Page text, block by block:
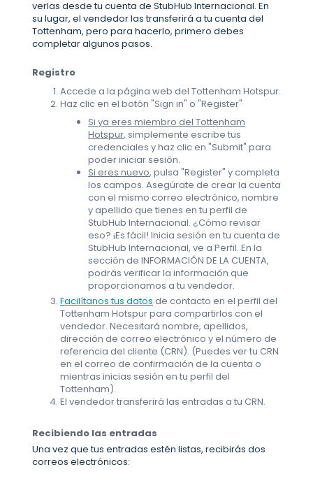
verlas desde tu cuenta de StubHub Internacional. En
su lugar, el vendedor las transferirá a tu cuenta del
Tottenham, pero para hacerlo, primero debes
completar algunos pasos.
Registro
Accede a la página web del Tottenham Hotspur.
Haz clic en el botón "Sign in" o "Register"
Si ya eres miembro del Tottenham
Hotspur, simplemente escribe tus
credenciales y haz clic en "Submit" para
poder iniciar sesión.
Si eres nuevo, pulsa "Register" y completa
los campos. Asegúrate de crear la cuenta
con el mismo correo electrónico, nombre
y apellido que tienes en tu perfil de
StubHub Internacional. ¿Cómo revisar
eso? ¡Es fácil! Inicia sesión en tu cuenta de
StubHub Internacional, ve a Perfil. En la
sección de INFORMACIÓN DE LA CUENTA,
podrás verificar la información que
proporcionamos a tu vendedor.
Facilítanos tus datos de contacto en el perfil del
Tottenham Hotspur para compartirlos con el
vendedor. Necesitará nombre, apellidos,
dirección de correo electrónico y el número de
referencia del cliente (CRN). (Puedes ver tu CRN
en el correo de confirmación de la cuenta o
mientras inicias sesión en tu perfil del
Tottenham).
El vendedor transferirá las entradas a tu CRN.
Recibiendo las entradas
Una vez que tus entradas estén listas, recibirás dos
correos electrónicos: